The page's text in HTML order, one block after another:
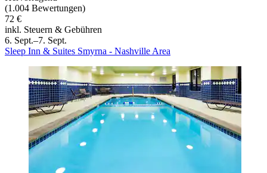
(1.004 Bewertungen)
72 €
inkl. Steuern & Gebühren
6. Sept.–7. Sept.
Sleep Inn & Suites Smyrna - Nashville Area